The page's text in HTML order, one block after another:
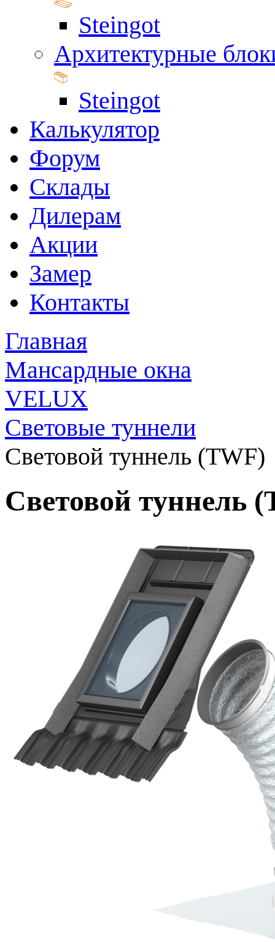
Steingot
Архитектурные
Steingot
Калькулятор
Форум
Склады
Дилерам
Акции
Замер
Контакты
Главная
Мансардные окна
VELUX
Световые туннели
Световой туннель (TWF)
Световой туннель